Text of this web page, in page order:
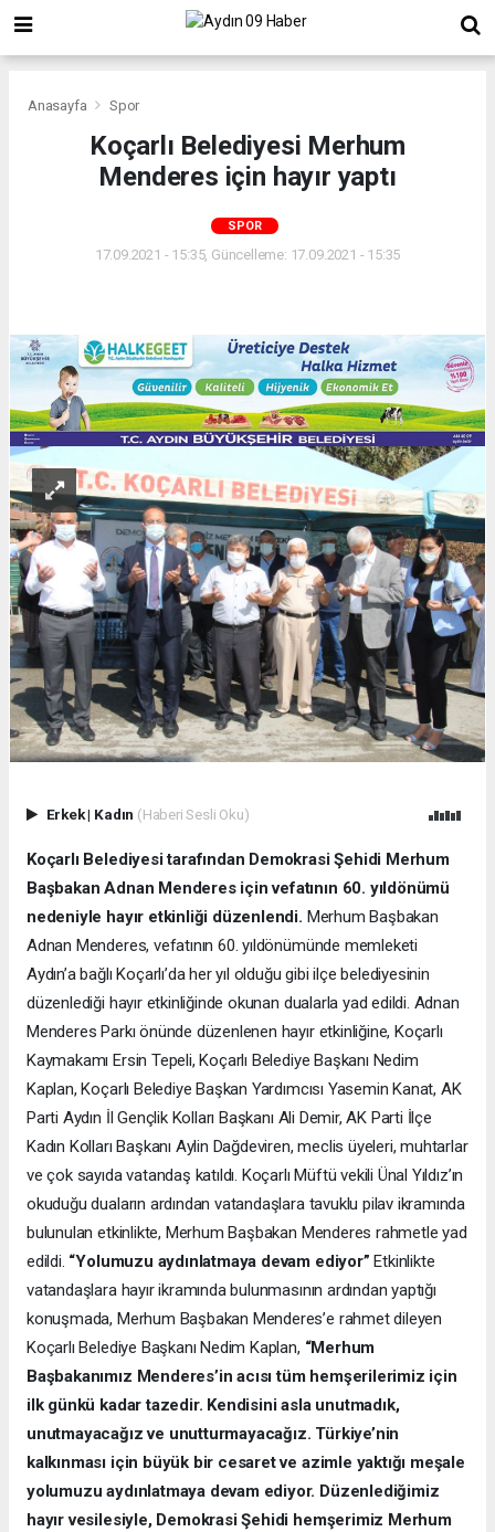
Anasayfa Spor
Koçarlı Belediyesi Merhum
Menderes için hayır yaptı
SPOR
17.09.2021 - 15:35, Güncelleme: 17.09.2021 - 15:35
Erkek| Kadın (Haberi Sesli Oku)
Koçarlı Belediyesi tarafından Demokrasi Şehidi Merhum
Başbakan Adnan Menderes için vefatının 60. yıldönümü
nedeniyle hayır etkinliği düzenlendi. Merhum Başbakan
Adnan Menderes, vefatının 60. yıldönümünde memleketi
Aydın’a bağlı Koçarlı’da her yıl olduğu gibi ilçe belediyesinin
düzenlediği hayır etkinliğinde okunan dualarla yad edildi. Adnan
Menderes Parkı önünde düzenlenen hayır etkinliğine, Koçarlı
Kaymakamı Ersin Tepeli, Koçarlı Belediye Başkanı Nedim
Kaplan, Koçarlı Belediye Başkan Yardımcısı Yasemin Kanat, AK
Parti Aydın İl Gençlik Kolları Başkanı Ali Demir, AK Parti İlçe
Kadın Kolları Başkanı Aylin Dağdeviren, meclis üyeleri, muhtarlar
ve çok sayıda vatandaş katıldı. Koçarlı Müftü vekili Ünal Yıldız’ın
okuduğu duaların ardından vatandaşlara tavuklu pilav ikramında
bulunulan etkinlikte, Merhum Başbakan Menderes rahmetle yad
edildi. “Yolumuzu aydınlatmaya devam ediyor” Etkinlikte
vatandaşlara hayır ikramında bulunmasının ardından yaptığı
konuşmada, Merhum Başbakan Menderes’e rahmet dileyen
Koçarlı Belediye Başkanı Nedim Kaplan, “Merhum
Başbakanımız Menderes’in acısı tüm hemşerilerimiz için
ilk günkü kadar tazedir. Kendisini asla unutmadık,
unutmayacağız ve unutturmayacağız. Türkiye’nin
kalkınması için büyük bir cesaret ve azimle yaktığı meşale
yolumuzu aydınlatmaya devam ediyor. Düzenlediğimiz
hayır vesilesiyle, Demokrasi Şehidi hemşerimiz Merhum